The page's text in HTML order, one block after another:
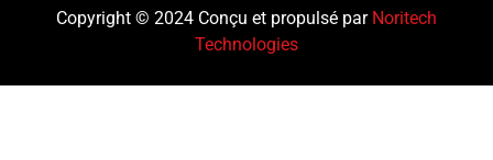
Copyright © 2024 Conçu et propulsé par Noritech
Technologies